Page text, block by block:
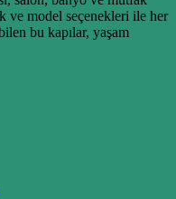
ve model seçenekleri ile her
bu kapılar, yaşam